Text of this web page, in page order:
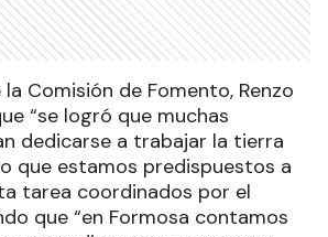
Comisión de Fomento, Renzo
“se logró que muchas
dedicarse a trabajar la tierra
que estamos predispuestos a
tarea coordinados por el
que “en Formosa contamos